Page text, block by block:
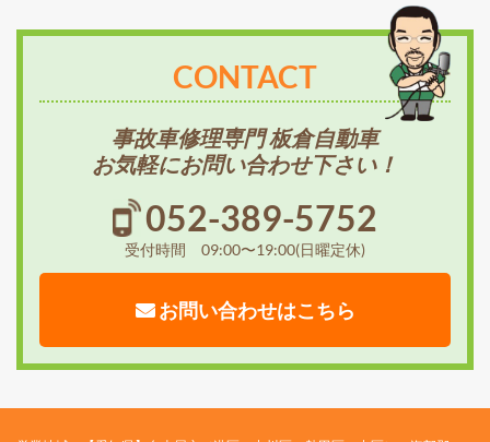
CONTACT
事故車修理専門 板倉自動車
お気軽にお問い合わせ下さい！
052-389-5752
受付時間 09:00〜19:00(日曜定休)
お問い合わせはこちら